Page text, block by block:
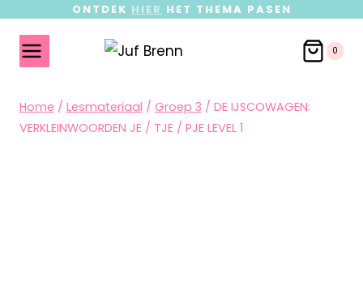
ONTDEK HIER HET THEMA PASEN
0
Home / Lesmateriaal / Groep 3 / DE IJSCOWAGEN:
VERKLEINWOORDEN JE / TJE / PJE LEVEL 1